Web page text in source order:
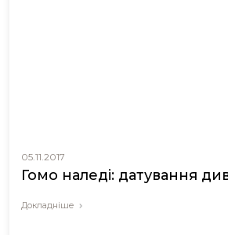
05.11.2017
Гомо наледі: датування
Докладніше